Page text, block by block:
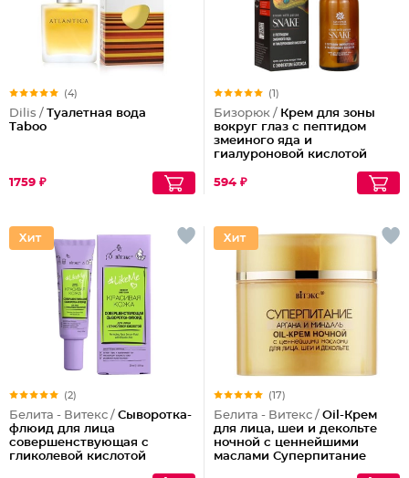
(4)
Dilis / Туалетная вода
Taboo
1759 ₽
(1)
Бизорюк / Крем для зоны
вокруг глаз с пептидом
змеиного яда и
гиалуроновой кислотой
594 ₽
(2)
Белита - Витекс / Сыворотка-
флюид для лица
совершенствующая с
гликолевой кислотой
(17)
Белита - Витекс / Oil-Крем
для лица, шеи и декольте
ночной с ценнейшими
маслами Суперпитание